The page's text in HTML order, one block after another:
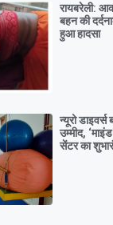
रायबरेली:
बहन की
हुआ हादसा
न्यूरो
उम्मीद,
सेंटर का